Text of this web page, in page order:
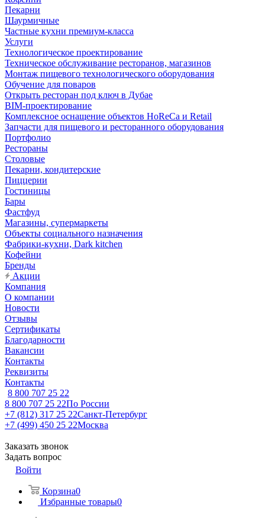
Пекарни
Шаурмичные
Частные кухни премиум-класса
Услуги
Технологическое проектирование
Техническое обслуживание ресторанов, магазинов
Монтаж пищевого технологического оборудования
Обучение для поваров
Открыть ресторан под ключ в Дубае
BIM-проектирование
Комплексное оснащение объектов HoReCa и Retail
Запчасти для пищевого и ресторанного оборудования
Портфолио
Рестораны
Столовые
Пекарни, кондитерские
Пиццерии
Гостиницы
Бары
Фастфуд
Магазины, супермаркеты
Объекты социального назначения
Фабрики-кухни, Dark kitchen
Кофейни
Бренды
Акции
Компания
О компании
Новости
Отзывы
Сертификаты
Благодарности
Вакансии
Контакты
Реквизиты
Контакты
8 800 707 25 22
8 800 707 25 22По России
+7 (812) 317 25 22Санкт-Петербург
+7 (499) 450 25 22Москва
Заказать звонок
Задать вопрос
Войти
Корзина0
Избранные товары0